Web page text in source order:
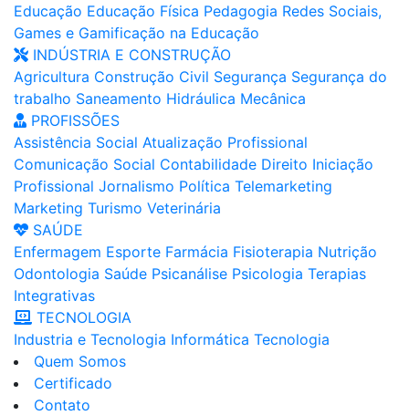
Educação Educação Física Pedagogia Redes Sociais,
Games e Gamificação na Educação
INDÚSTRIA E CONSTRUÇÃO
Agricultura Construção Civil Segurança Segurança do
trabalho Saneamento Hidráulica Mecânica
PROFISSÕES
Assistência Social Atualização Profissional
Comunicação Social Contabilidade Direito Iniciação
Profissional Jornalismo Política Telemarketing
Marketing Turismo Veterinária
SAÚDE
Enfermagem Esporte Farmácia Fisioterapia Nutrição
Odontologia Saúde Psicanálise Psicologia Terapias
Integrativas
TECNOLOGIA
Industria e Tecnologia Informática Tecnologia
Quem Somos
Certificado
Contato